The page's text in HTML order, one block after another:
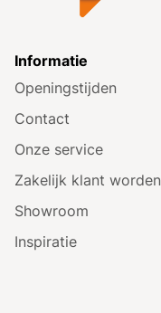
Informatie
Openingstijden
Contact
Onze service
Zakelijk klant worden
Showroom
Inspiratie